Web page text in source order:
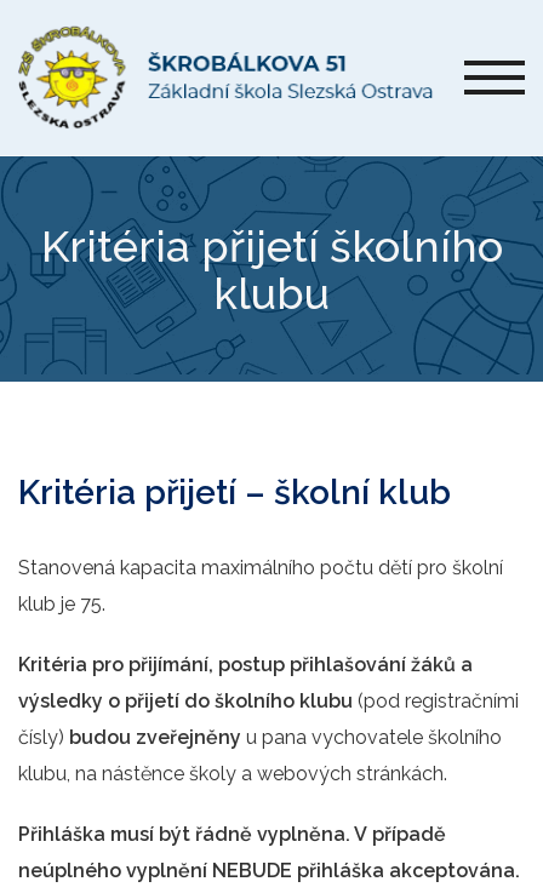
Kritéria přijetí školního
klubu
Kritéria přijetí – školní klub
Stanovená kapacita maximálního počtu dětí pro školní
klub je 75.
Kritéria pro přijímání, postup přihlašování žáků a
výsledky o přijetí do školního klubu (pod registračními
čísly) budou zveřejněny u pana vychovatele školního
klubu, na nástěnce školy a webových stránkách.
Přihláška musí být řádně vyplněna. V případě
neúplného vyplnění NEBUDE přihláška akceptována.